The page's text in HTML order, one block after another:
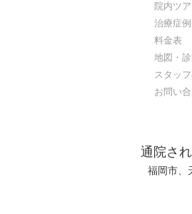
院内ツ
治療症
料金表
地図・
スタッ
お問い
通院さ
福岡市、